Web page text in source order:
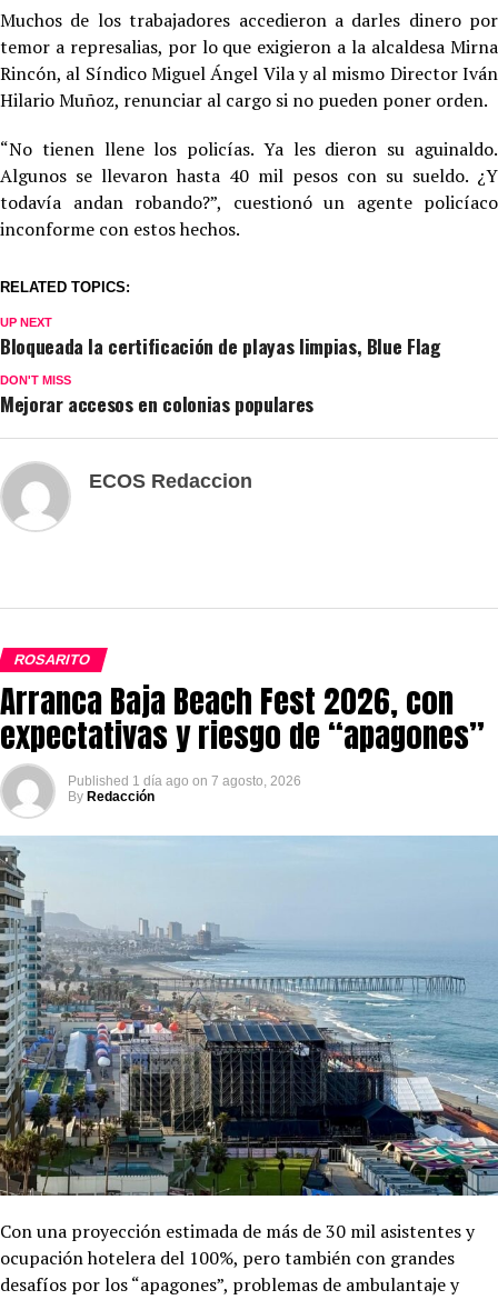
Muchos de los trabajadores accedieron a darles dinero por
temor a represalias, por lo que exigieron a la alcaldesa Mirna
Rincón, al Síndico Miguel Ángel Vila y al mismo Director Iván
Hilario Muñoz, renunciar al cargo si no pueden poner orden.
“No tienen llene los policías. Ya les dieron su aguinaldo.
Algunos se llevaron hasta 40 mil pesos con su sueldo. ¿Y
todavía andan robando?”, cuestionó un agente policíaco
inconforme con estos hechos.
RELATED TOPICS:
UP NEXT
Bloqueada la certificación de playas limpias, Blue Flag
DON'T MISS
Mejorar accesos en colonias populares
ECOS Redaccion
ROSARITO
Arranca Baja Beach Fest 2026, con
expectativas y riesgo de “apagones”
Published 1 día ago on 7 agosto, 2026
By Redacción
Con una proyección estimada de más de 30 mil asistentes y
ocupación hotelera del 100%, pero también con grandes
desafíos por los “apagones”, problemas de ambulantaje y